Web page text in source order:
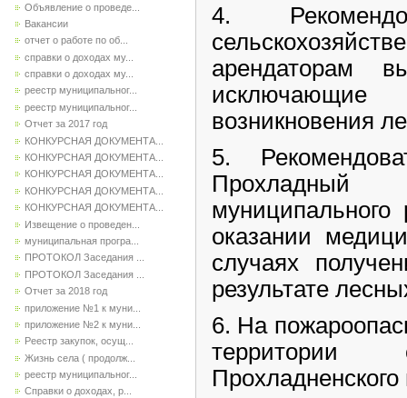
Объявление о проведе...
Вакансии
отчет о работе по об...
справки о доходах му...
справки о доходах му...
реестр муниципальног...
реестр муниципальног...
Отчет за 2017 год
КОНКУРСНАЯ ДОКУМЕНТА...
КОНКУРСНАЯ ДОКУМЕНТА...
КОНКУРСНАЯ ДОКУМЕНТА...
КОНКУРСНАЯ ДОКУМЕНТА...
КОНКУРСНАЯ ДОКУМЕНТА...
Извещение о проведен...
муниципальная програ...
ПРОТОКОЛ Заседания ...
ПРОТОКОЛ Заседания ...
Отчет за 2018 год
приложение №1 к муни...
приложение №2 к муни...
Реестр закупок, осущ...
Жизнь села ( продолж...
реестр муниципальног...
Справки о доходах, р...
4.
арендаторам
возникновения
5.
Прохладный
муниципального
оказании
случаях
результате
6. На
территории